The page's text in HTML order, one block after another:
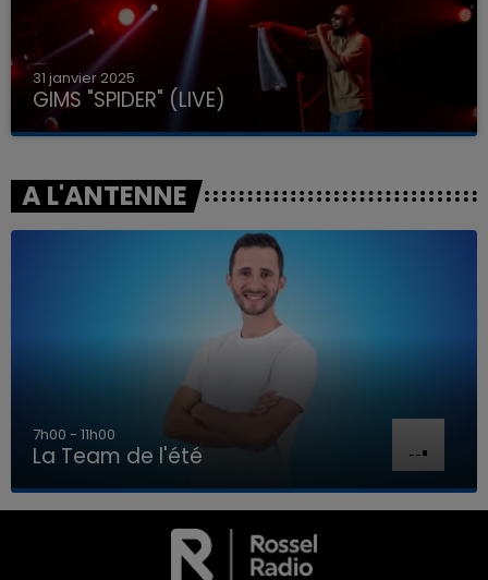
LA TEAM DE L'ÉTÉ
31 janvier 2025
GIMS "SPIDER" (LIVE)
A L'ANTENNE
7h00 - 11h00
La Team de l'été